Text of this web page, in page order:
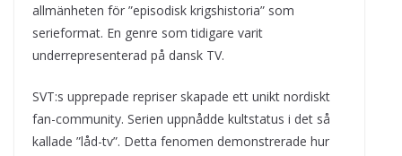
allmänheten för ”episodisk krigshistoria” som
serieformat. En genre som tidigare varit
underrepresenterad på dansk TV.
SVT:s upprepade repriser skapade ett unikt nordiskt
fan-community. Serien uppnådde kultstatus i det så
kallade ”låd-tv”. Detta fenomen demonstrerade hur